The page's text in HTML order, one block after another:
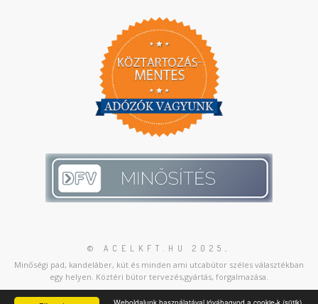
© ACELKFT.HU 2025
Minőségi pad, kandeláber, kút és minden ami utcabútor széles választékban
egy helyen. Köztéri bútor tervezés,gyártás, forgalmazása.